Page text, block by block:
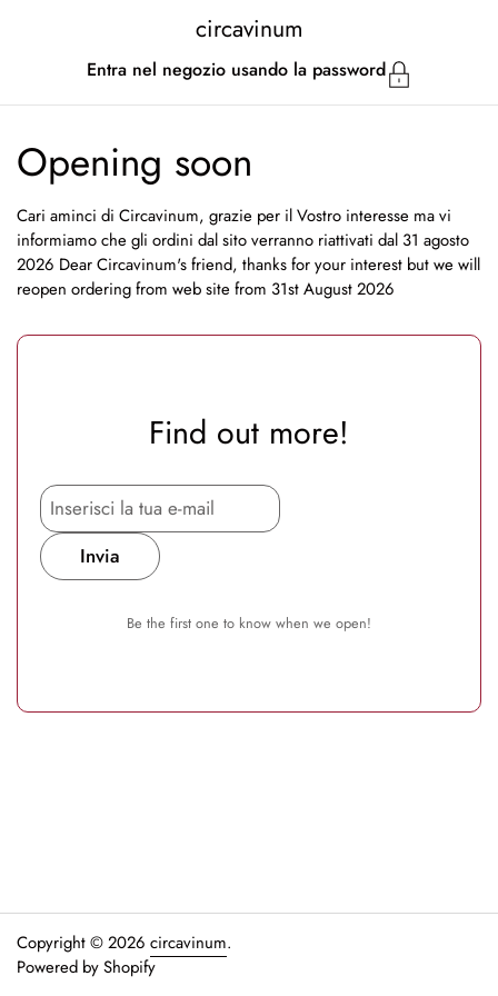
circavinum
Entra nel negozio usando la password
Opening soon
Cari aminci di Circavinum, grazie per il Vostro interesse ma vi
informiamo che gli ordini dal sito verranno riattivati dal 31 agosto
2026 Dear Circavinum's friend, thanks for your interest but we will
reopen ordering from web site from 31st August 2026
Find out more!
Invia
Be the first one to know when we open!
Copyright © 2026 circavinum.
Powered by Shopify